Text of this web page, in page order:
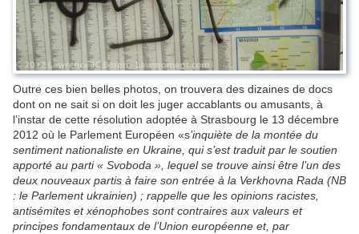
Outre ces bien belles photos, on trouvera des dizaines de docs
dont on ne sait si on doit les juger accablants ou amusants, à
l’instar de cette résolution adoptée à Strasbourg le 13 décembre
2012 où le Parlement Européen «s’inquiète de la montée du
sentiment nationaliste en Ukraine, qui s’est traduit par le soutien
apporté au parti « Svoboda », lequel se trouve ainsi être l’un des
deux nouveaux partis à faire son entrée à la Verkhovna Rada (NB
: le Parlement ukrainien) ; rappelle que les opinions racistes,
antisémites et xénophobes sont contraires aux valeurs et
principes fondamentaux de l’Union européenne et, par